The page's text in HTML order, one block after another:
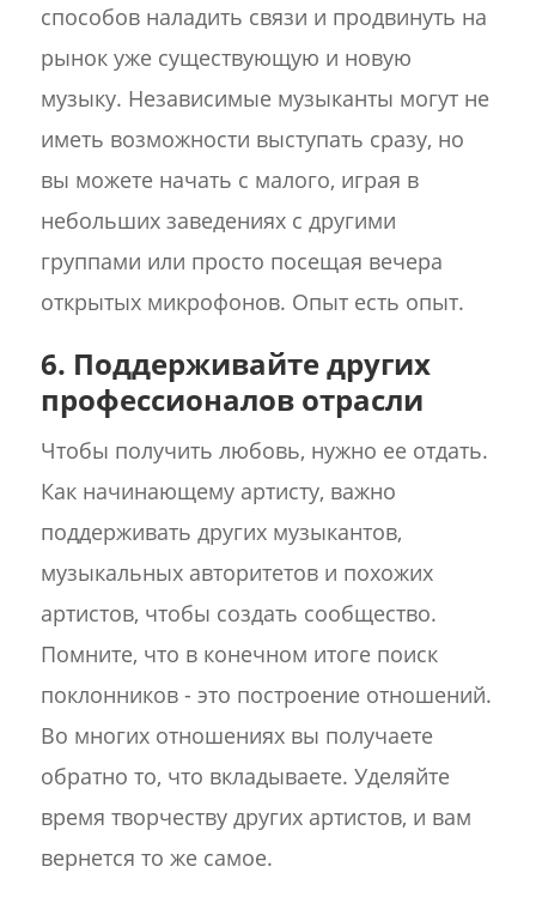
способов наладить связи и продвинуть на
рынок уже существующую и новую
музыку. Независимые музыканты могут не
иметь возможности выступать сразу, но
вы можете начать с малого, играя в
небольших заведениях с другими
группами или просто посещая вечера
открытых микрофонов. Опыт есть опыт.
6. Поддерживайте других
профессионалов отрасли
Чтобы получить любовь, нужно ее отдать.
Как начинающему артисту, важно
поддерживать других музыкантов,
музыкальных авторитетов и похожих
артистов, чтобы создать сообщество.
Помните, что в конечном итоге поиск
поклонников - это построение отношений.
Во многих отношениях вы получаете
обратно то, что вкладываете. Уделяйте
время творчеству других артистов, и вам
вернется то же самое.